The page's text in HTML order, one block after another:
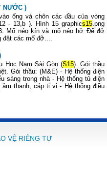
NƯỚC )
ống và chôn các đầu của vòng
- 13,b ). Hình 15 graphics15.png
Mố néo kín và mố néo hở Để đở
đặt các mố đỡ....
Học Nam Sài Gòn (S15). Gói thầu
Gói thầu: (M&E) - Hệ thống điện
sáng trong nhà - Hệ thống tủ điện
thanh, cáp ti vi - Hệ thống điều
VỆ RIÊNG TƯ